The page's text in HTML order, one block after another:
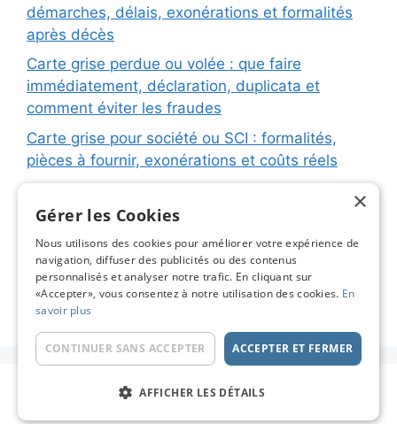
démarches, délais, exonérations et formalités
après décès
Carte grise perdue ou volée : que faire
immédiatement, déclaration, duplicata et
comment éviter les fraudes
Carte grise pour société ou SCI : formalités,
pièces à fournir, exonérations et coûts réels
immatriculation, fiche d’identification, plaques
Changement de titulaire carte grise : étapes
détaillées, coûts réels et astuces pour éviter les
pièges
© 2026 Carte Grise en Ligne - Le Blog
×
Gérer les Cookies
Nous utilisons des cookies pour améliorer votre expérience de
navigation, diffuser des publicités ou des contenus
personnalisés et analyser notre trafic. En cliquant sur
«Accepter», vous consentez à notre utilisation des cookies. En
savoir plus
ACCEPTER ET FERMER
CONTINUER SANS ACCEPTER
AFFICHER LES DÉTAILS